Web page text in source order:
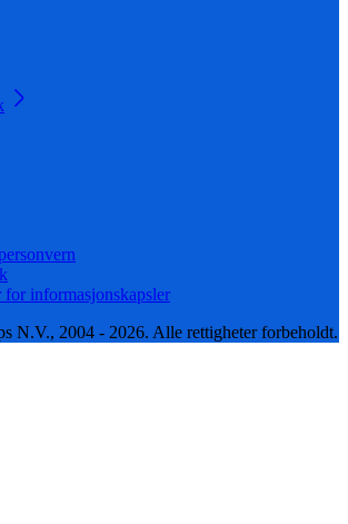
for informasjonskapsler
N.V., 2004 - 2026. Alle rettigheter forbeholdt.